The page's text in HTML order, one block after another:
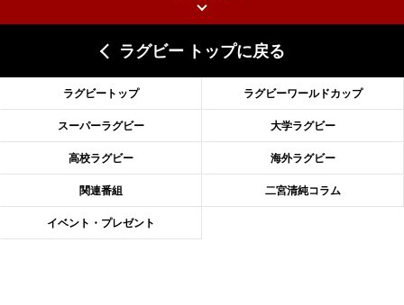
2026年6月18日(木)更新
滑川剛人レフリー、早過ぎる引退「27年W杯の主審、遠のいた夢」
2026年6月11日(木)更新
神戸、リーグワン初優勝の道のりデイブ・レニーHCの功績と財産
2026年6月4日(木)更新
“泣き虫先生”こと山口良治氏死去「信は力なり」骨太の教育方針
ラグビー トップに戻る
ラグビートップ ラグビーワールドカップ
スーパーラグビー 大学ラグビー
高校ラグビー 海外ラグビー
関連番組 二宮清純コラム
イベント・プレゼント